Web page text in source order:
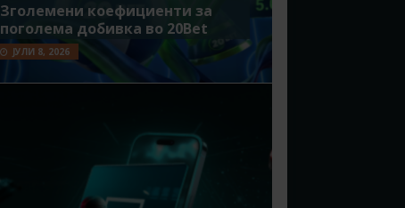
Зголемени коефициенти за
поголема добивка во 20Bet
ЈУЛИ 8, 2026